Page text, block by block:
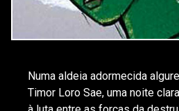
Numa aldeia adormecida
Timor Loro Sae, uma noite